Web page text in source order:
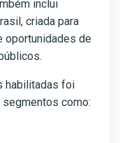
inclui
criada para
oportunidades de
habilitadas foi
como: